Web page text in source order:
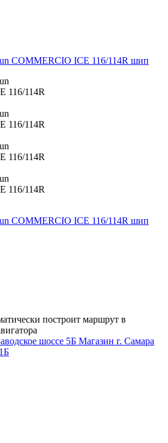
построит маршрут в
шоссе 5Б Магазин г. Самара